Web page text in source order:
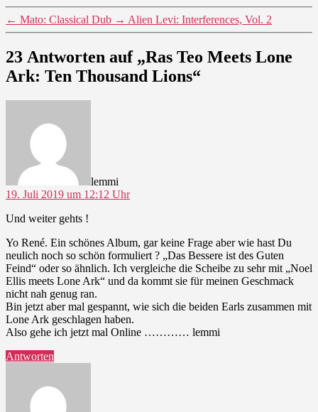
← Mato: Classical Dub → Alien Levi: Interferences, Vol. 2
23 Antworten auf „Ras Teo Meets Lone
Ark: Ten Thousand Lions“
lemmi
19. Juli 2019 um 12:12 Uhr
Und weiter gehts !
Yo René. Ein schönes Album, gar keine Frage aber wie hast Du
neulich noch so schön formuliert ? „Das Bessere ist des Guten
Feind“ oder so ähnlich. Ich vergleiche die Scheibe zu sehr mit „Noel
Ellis meets Lone Ark“ und da kommt sie für meinen Geschmack
nicht nah genug ran.
Bin jetzt aber mal gespannt, wie sich die beiden Earls zusammen mit
Lone Ark geschlagen haben.
Also gehe ich jetzt mal Online ………… lemmi
Antworten